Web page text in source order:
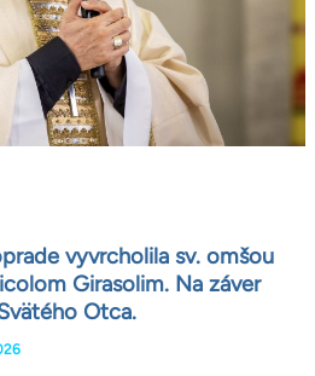
vyvrcholila sv. omšou
Girasolim. Na záver
Otca.